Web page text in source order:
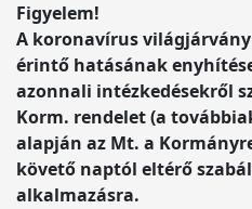
Figyelem!
A koronavírus
érintő hatásának
azonnali intézkedésekről
Korm. rendelet (a
alapján az Mt. a
követő naptól eltérő
alkalmazásra.